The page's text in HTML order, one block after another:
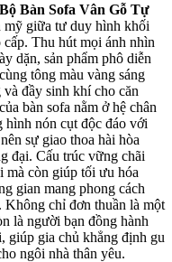
Bộ Bàn Sofa Vân Gỗ Tự
mỹ giữa tư duy hình khối
Thu hút mọi ánh nhìn
dặn, sản phẩm phô diễn
tông màu vàng sáng
đầy sinh khí cho căn
bàn sofa nằm ở hệ chân
hình nón cụt độc đáo với
sự giao thoa hài hòa
đại. Cấu trúc vững chãi
mà còn giúp tối ưu hóa
gian mang phong cách
Không chỉ đơn thuần là một
là người bạn đồng hành
giúp gia chủ khẳng định gu
ngôi nhà thân yêu.